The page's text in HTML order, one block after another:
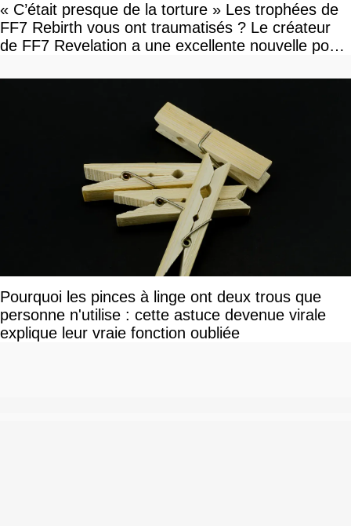
« C’était presque de la torture » Les trophées de
FF7 Rebirth vous ont traumatisés ? Le créateur
de FF7 Revelation a une excellente nouvelle pour
Pourquoi les pinces à linge ont deux trous que
personne n'utilise : cette astuce devenue virale
explique leur vraie fonction oubliée